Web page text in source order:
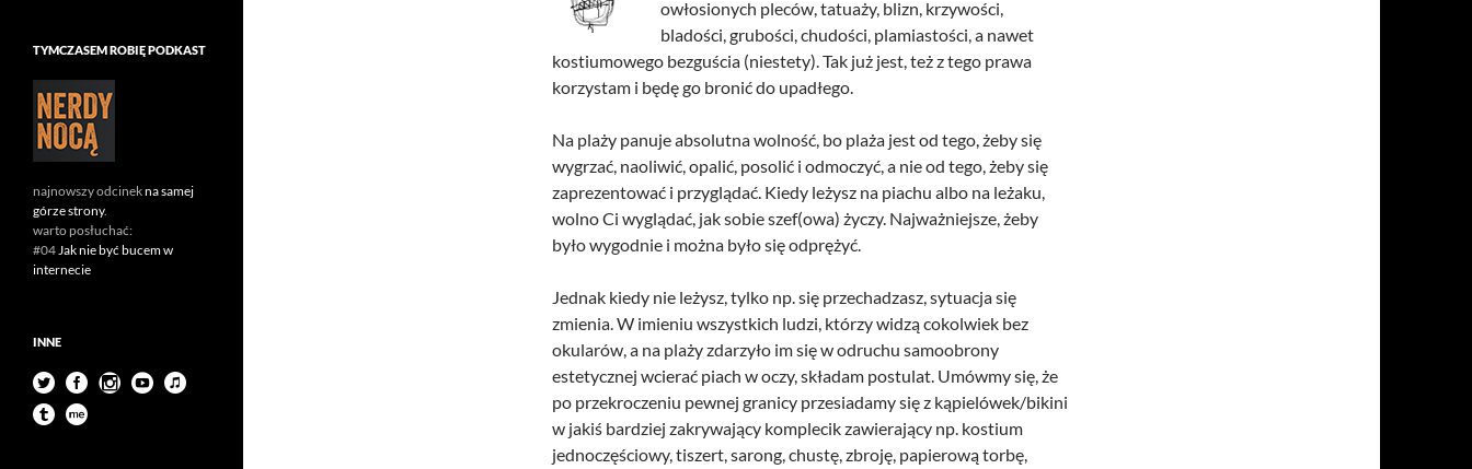
owłosionych pleców, tatuaży, blizn, krzywości,
bladości, grubości, chudości, plamiastości, a nawet
kostiumowego bezguścia (niestety). Tak już jest, też z tego prawa
korzystam i będę go bronić do upadłego.
Na plaży panuje absolutna wolność, bo plaża jest od tego, żeby się
wygrzać, naoliwić, opalić, posolić i odmoczyć, a nie od tego, żeby się
zaprezentować i przyglądać. Kiedy leżysz na piachu albo na leżaku,
wolno Ci wyglądać, jak sobie szef(owa) życzy. Najważniejsze, żeby
było wygodnie i można było się odprężyć.
Jednak kiedy nie leżysz, tylko np. się przechadzasz, sytuacja się
zmienia. W imieniu wszystkich ludzi, którzy widzą cokolwiek bez
okularów, a na plaży zdarzyło im się w odruchu samoobrony
estetycznej wcierać piach w oczy, składam postulat. Umówmy się, że
po przekroczeniu pewnej granicy przesiadamy się z kąpielówek/bikini
w jakiś bardziej zakrywający komplecik zawierający np. kostium
jednoczęściowy, tiszert, sarong, chustę, zbroję, papierową torbę,
TYMCZASEM ROBIĘ PODKAST
najnowszy odcinekna samej
górze strony.
warto posłuchać:
#04Jak nie być bucem w
internecie
INNE